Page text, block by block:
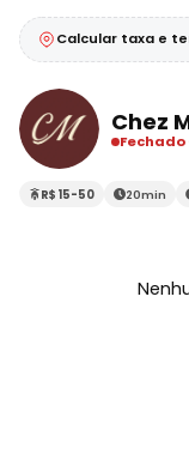
Calcular taxa e
Chez
Fechado
R$ 15-50 20min